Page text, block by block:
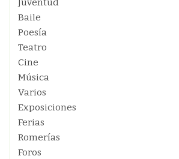
Juventud
Baile
Poesía
Teatro
Cine
Música
Varios
Exposiciones
Ferias
Romerías
Foros